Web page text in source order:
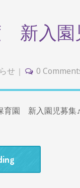
新入園
せ 0
園 新入園児募集